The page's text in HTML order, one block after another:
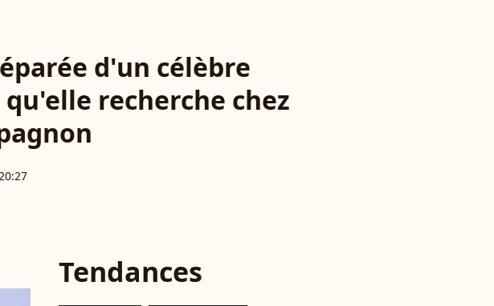
d'un célèbre
recherche chez
Tendances